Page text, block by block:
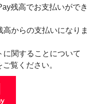
残高でお支払いができ
からの支払いになりま
関することについて
覧ください。